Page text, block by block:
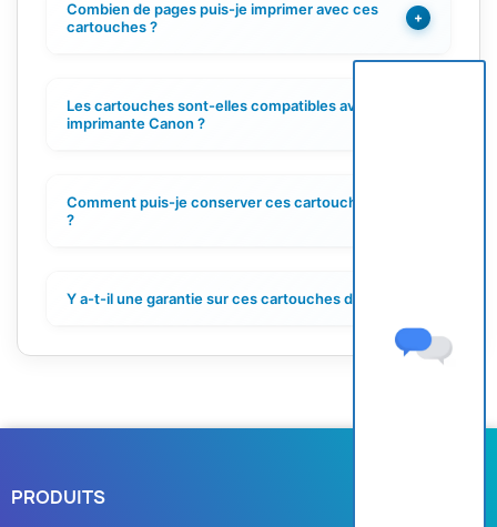
Combien de pages puis-je imprimer avec ces
cartouches ?
+
Les cartouches sont-elles compatibles avec mon
imprimante Canon ?
Comment puis-je conserver ces cartouches d'encre
?
Y a-t-il une garantie sur ces cartouches d'encre ?
PRODUITS